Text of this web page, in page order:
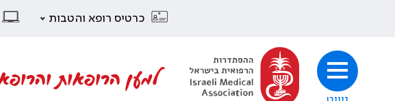
כרטיס רופא והטבות
למען הרופאות